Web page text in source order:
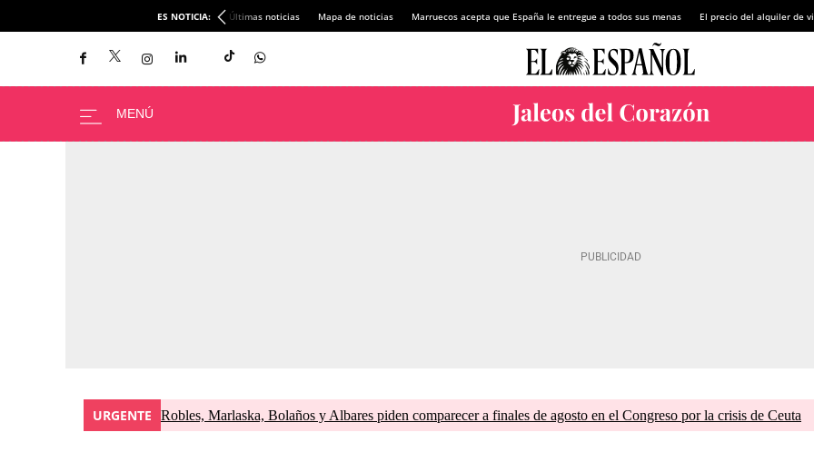
ES NOTICIA: Últimas noticias Mapa de noticias Marruecos acepta que España le entregue a todos sus menas El precio del alquiler de
URGENTE Robles, Marlaska, Bolaños y Albares piden comparecer a finales de agosto en el Congreso por la crisis de Ceuta